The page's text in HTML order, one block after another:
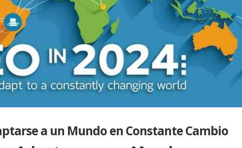
a un Mundo en Constante Cambio